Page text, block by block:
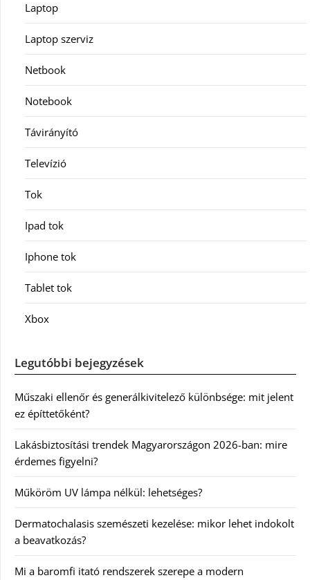
Laptop
Laptop szerviz
Netbook
Notebook
Távirányító
Televízió
Tok
Ipad tok
Iphone tok
Tablet tok
Xbox
Legutóbbi bejegyzések
Műszaki ellenőr és generálkivitelező különbsége: mit jelent
ez építtetőként?
Lakásbiztosítási trendek Magyarországon 2026-ban: mire
érdemes figyelni?
Műköröm UV lámpa nélkül: lehetséges?
Dermatochalasis szemészeti kezelése: mikor lehet indokolt
a beavatkozás?
Mi a baromfi itató rendszerek szerepe a modern